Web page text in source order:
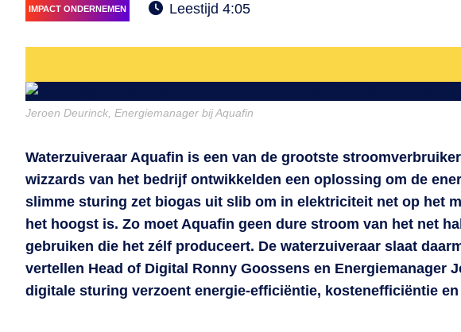
IMPACT ONDERNEMEN Leestijd 4:05
Jeroen Deurinck, Energiemanager bij Aquafin
Waterzuiveraar Aquafin is een van de grootste
wizzards van het bedrijf ontwikkelden een oplossing om de
slimme sturing zet biogas uit slib om in elektriciteit net op het
het hoogst is. Zo moet Aquafin geen dure stroom van het net
gebruiken die het zélf produceert. De waterzuiveraar slaat
vertellen Head of Digital Ronny Goossens en Energiemanager
digitale sturing verzoent energie-efficiëntie, kostenefficiëntie